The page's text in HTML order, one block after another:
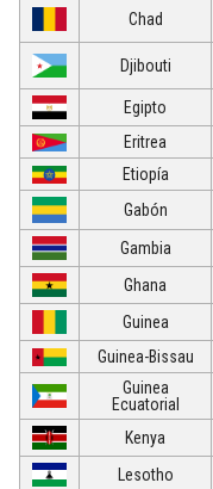
Chad
Djibouti
Egipto
Eritrea
Etiopía
Gabón
Gambia
Ghana
Guinea
Guinea-Bissau
Guinea
Ecuatorial
Kenya
Lesotho